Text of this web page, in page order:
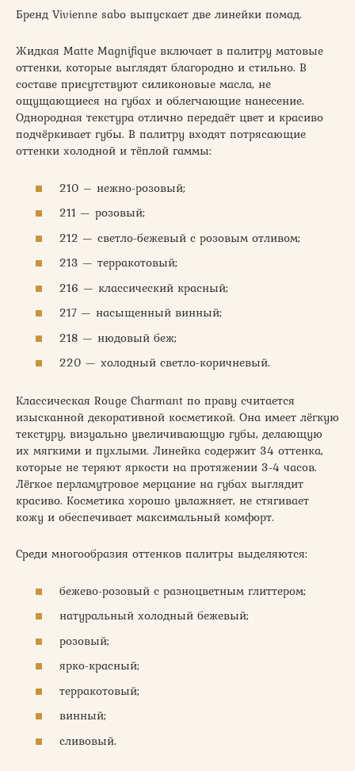
Бренд Vivienne sabo выпускает две линейки помад.
Жидкая Matte Magnifique включает в палитру матовые
оттенки, которые выглядят благородно и стильно. В
составе присутствуют силиконовые масла, не
ощущающиеся на губах и облегчающие нанесение.
Однородная текстура отлично передаёт цвет и красиво
подчёркивает губы. В палитру входят потрясающие
оттенки холодной и тёплой гаммы:
210 – нежно-розовый;
211 — розовый;
212 — светло-бежевый с розовым отливом;
213 — терракотовый;
216 — классический красный;
217 — насыщенный винный;
218 — нюдовый беж;
220 — холодный светло-коричневый.
Классическая Rouge Charmant по праву считается
изысканной декоративной косметикой. Она имеет лёгкую
текстуру, визуально увеличивающую губы, делающую
их мягкими и пухлыми. Линейка содержит 34 оттенка,
которые не теряют яркости на протяжении 3-4 часов.
Лёгкое перламутровое мерцание на губах выглядит
красиво. Косметика хорошо увлажняет, не стягивает
кожу и обеспечивает максимальный комфорт.
Среди многообразия оттенков палитры выделяются:
бежево-розовый с разноцветным глиттером;
натуральный холодный бежевый;
розовый;
ярко-красный;
терракотовый;
винный;
сливовый.